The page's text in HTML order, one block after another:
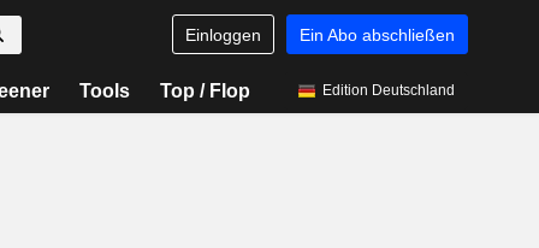
Einloggen Ein Abo abschließen
Tools Top / Flop Edition Deutschland